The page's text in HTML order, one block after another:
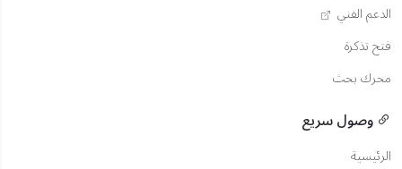
الدعم الفني
فتح تذكرة
محرك بحث
وصول سريع
الرئيسية